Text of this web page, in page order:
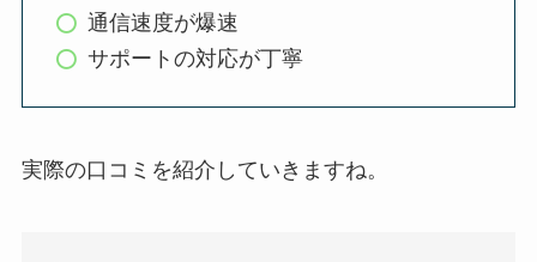
通信速度が爆速
サポートの対応が丁寧
実際の口コミを紹介していきますね。